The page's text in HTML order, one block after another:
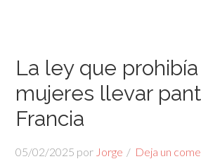
La ley que
mujeres llevar
Francia
05/02/2025 por Jorge Deja un